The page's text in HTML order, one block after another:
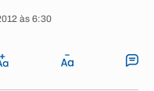
às 6:30